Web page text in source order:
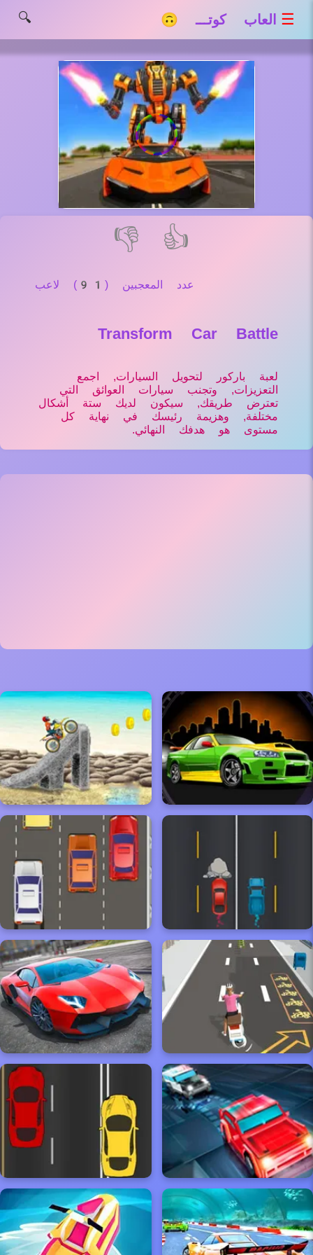
☰ العاب كوتـــ 🙃 🔍
👍
👎
عدد المعجبين (91) لاعب
Transform Car Battle
لعبة باركور لتحويل السيارات, اجمع
التعزيزات, وتجنب سيارات العوائق التي
تعترض طريقك, سيكون لديك ستة أشكال
مختلفة, وهزيمة رئيسك في نهاية كل
مستوى هو هدفك النهائي.